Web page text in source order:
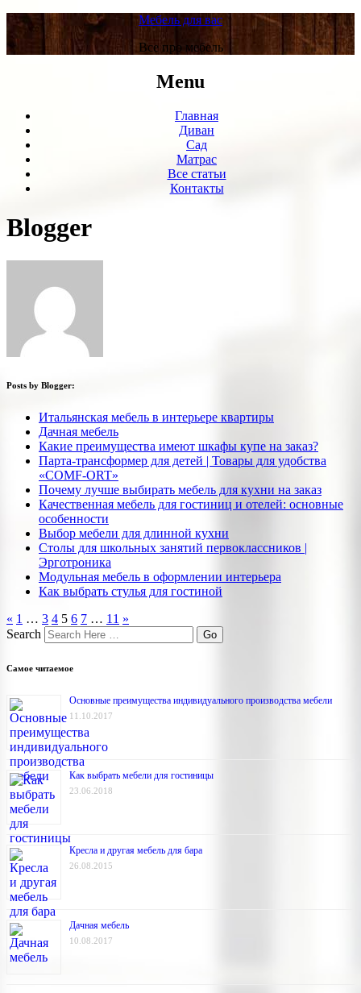
Мебель для вас
Все про мебель
Menu
Главная
Диван
Сад
Матрас
Все статьи
Контакты
Blogger
Posts by Blogger:
Итальянская мебель в интерьере квартиры
Дачная мебель
Какие преимущества имеют шкафы купе на заказ?
Парта-трансформер для детей | Товары для удобства
«COMF-ORT»
Почему лучше выбирать мебель для кухни на заказ
Качественная мебель для гостиниц и отелей: основные
особенности
Выбор мебели для длинной кухни
Столы для школьных занятий первоклассников |
Эрготроника
Модульная мебель в оформлении интерьера
Как выбрать стулья для гостиной
« 1 … 3 4 5 6 7 … 11 »
Search
Самое читаемое
Основные преимущества индивидуального производства мебели
11.10.2017
Как выбрать мебели для гостиницы
23.06.2018
Кресла и другая мебель для бара
26.08.2015
Дачная мебель
10.08.2017